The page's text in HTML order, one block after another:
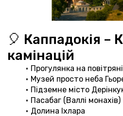
🎈 Каппадокія –
камінацій
Прогулянка на
Музей просто неба
Підземне місто
Пасабаг (Валлі монахів)
Долина Іхлара